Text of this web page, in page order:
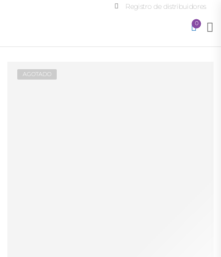
Registro de distribuidores
0
AGOTADO